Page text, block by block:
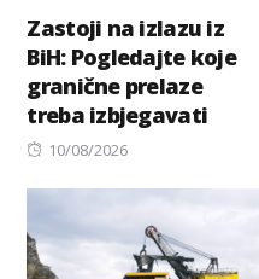
Zastoji na izlazu iz
BiH: Pogledajte koje
granične prelaze
treba izbjegavati
Posted
10/08/2026